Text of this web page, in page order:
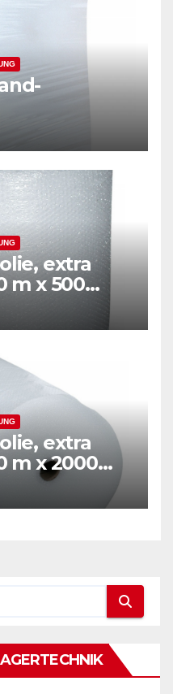
extra
m x 500
2-Schicht-
extra
m x 2000
2-Schicht-